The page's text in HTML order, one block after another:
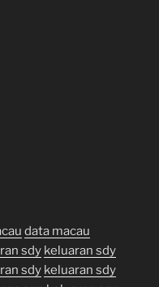
data macau
sdy keluaran sdy
sdy keluaran sdy